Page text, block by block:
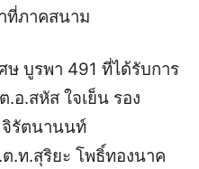
ที่ภาคสนาม
บูรพา 491 ที่ได้รับการ
อ.สหัส ใจเย็น รอง
รัตนานนท์
.ท.สุริยะ โพธิ์ทองนาค